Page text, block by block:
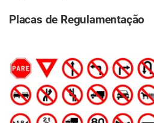
Placas de Regulamentação